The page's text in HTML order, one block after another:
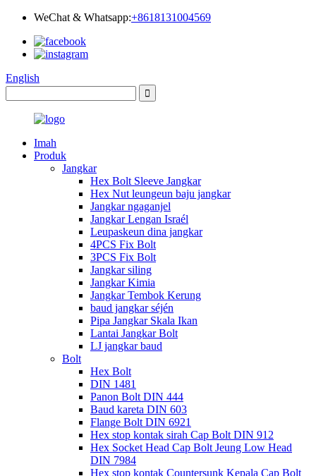
WeChat & Whatsapp:+8618131004569
English
Imah
Produk
Jangkar
Hex Bolt Sleeve Jangkar
Hex Nut leungeun baju jangkar
Jangkar ngaganjel
Jangkar Lengan Israél
Leupaskeun dina jangkar
4PCS Fix Bolt
3PCS Fix Bolt
Jangkar siling
Jangkar Kimia
Jangkar Tembok Kerung
baud jangkar séjén
Pipa Jangkar Skala Ikan
Lantai Jangkar Bolt
LJ jangkar baud
Bolt
Hex Bolt
DIN 1481
Panon Bolt DIN 444
Baud kareta DIN 603
Flange Bolt DIN 6921
Hex stop kontak sirah Cap Bolt DIN 912
Hex Socket Head Cap Bolt Jeung Low Head
DIN 7984
Hex stop kontak Countersunk Kepala Cap Bolt